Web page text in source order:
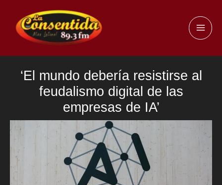
contenido
‘El mundo debería resistirse al
feudalismo digital de las
empresas de IA’